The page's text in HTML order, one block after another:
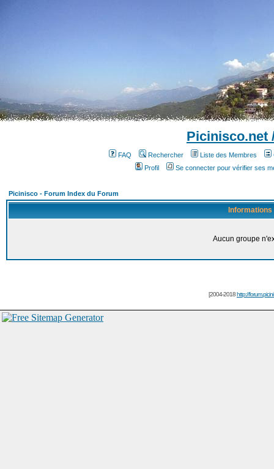
Picinisco.net
FAQ Rechercher Liste des Membres
Profil
Se connecter pour vérifier ses
Picinisco - Forum Index du Forum
Informations
Aucun groupe
[2004-2018http://